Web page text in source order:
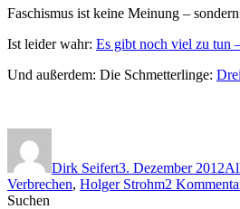
Faschismus ist keine Meinung –
Ist leider wahr: Es gibt noch viel zu tun
Und außerdem: Die Schmetterlinge:
Dirk Seifert3. Dezember 2012
Verbrechen, Holger Strohm2
Suchen